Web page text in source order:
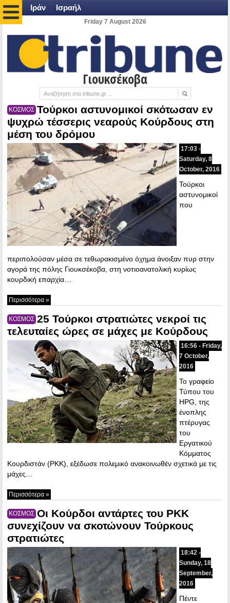
Ιράν Ισραήλ
Friday 7 August 2026
Γιουκσέκοβα
ΚΟΣΜΟΣ Τούρκοι αστυνομικοί σκότωσαν εν
ψυχρώ τέσσερις νεαρούς Κούρδους στη
μέση του δρόμου
17:03 -
Saturday, 8
October, 2016
Τούρκοι
αστυνομικοί
που
περιπολούσαν μέσα σε τεθωρακισμένο όχημα άνοιξαν πυρ στην
αγορά της πόλης Γιουκσέκοβα, στη νοτιοανατολική κυρίως
κουρδική επαρχία…
Περισσότερα »
ΚΟΣΜΟΣ 25 Τούρκοι στρατιώτες νεκροί τις
τελευταίες ώρες σε μάχες με Κούρδους
16:56 - Friday,
7 October,
2016
Το γραφείο
Τύπου του
HPG, της
ένοπλης
πτέρυγας
του
Εργατικού
Κόμματος
Κουρδιστάν (PKK), εξέδωσε πολεμικό ανακοινωθέν σχετικά με τις
μάχες…
Περισσότερα »
ΚΟΣΜΟΣ Οι Κούρδοι αντάρτες του PKK
συνεχίζουν να σκοτώνουν Τούρκους
στρατιώτες
18:42 -
Sunday, 18
September,
2016
Πέντε